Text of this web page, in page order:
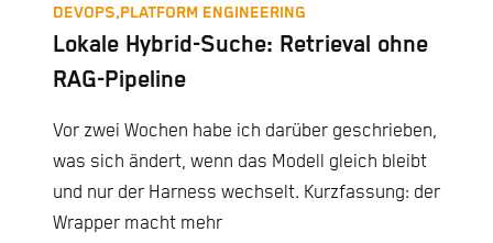
DEVOPS,PLATFORM ENGINEERING
Lokale Hybrid-Suche: Retrieval ohne
RAG-Pipeline
Vor zwei Wochen habe ich darüber geschrieben,
was sich ändert, wenn das Modell gleich bleibt
und nur der Harness wechselt. Kurzfassung: der
Wrapper macht mehr